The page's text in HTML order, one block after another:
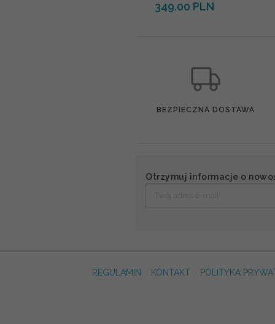
349.00 PLN
BEZPIECZNA DOSTAWA
Otrzymuj informacje o
REGULAMIN KONTAKT POLITYKA